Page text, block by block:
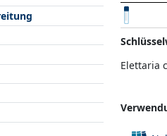
Elettaria